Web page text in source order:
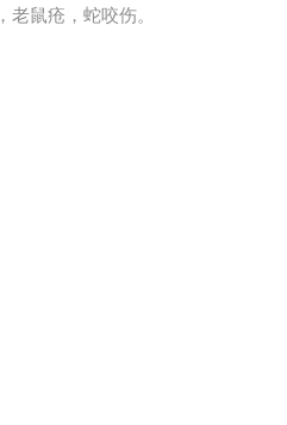
鼠疮，蛇咬伤。